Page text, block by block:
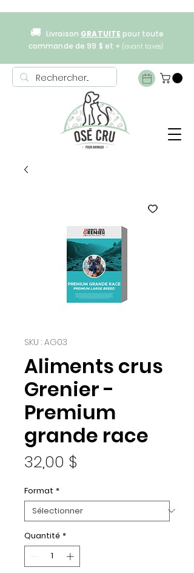
🚚 Livraison GRATUITE pour toute
commande de 99 $ et + (avant taxes)
SKU : AG03
Aliments crus
Grenier -
Premium
grande race
32,00 $
Format *
Quantité *